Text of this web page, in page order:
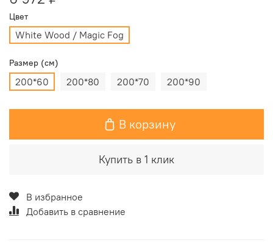
Цвет
White Wood / Magic Fog
Размер (см)
200*60 200*80 200*70 200*90
В корзину
Купить в 1 клик
В избранное
Добавить в сравнение